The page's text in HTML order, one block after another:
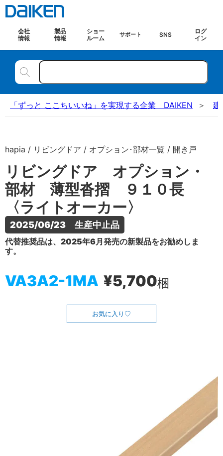
会社
情報
製品
情報
ショー
ルーム
サポート SNS
ログ
イン
「ずっと ここちいいね」を実現する企業 DAIKEN 建
hapia / リビングドア / オプション･部材一覧 / 開き戸
リビングドア オプション・
部材 薄型沓摺 ９１０長
〈ライトオーカー〉
2025/06/23　生産中止品
代替推奨品は、2025年6月発売の新製品をお勧めしま
す。
VA3A2-1MA ¥5,700梱
お気に入り